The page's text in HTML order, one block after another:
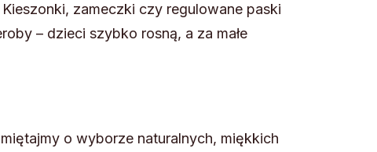
Kieszonki, zameczki czy regulowane paski
– dzieci szybko rosną, a za małe
o wyborze naturalnych, miękkich